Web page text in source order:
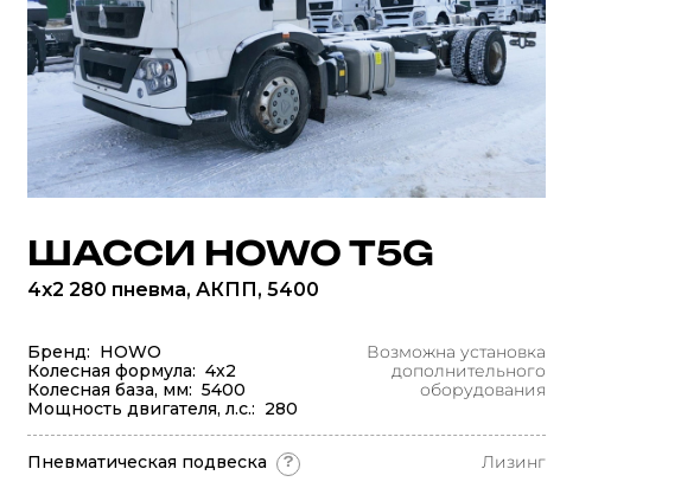
ШАССИ HOWO T5G
4x2 280 пневма, АКПП, 5400
Бренд: HOWO
Колесная формула: 4x2
Колесная база, мм: 5400
Мощность двигателя, л.с.: 280
Возможна установка
дополнительного
оборудования
Пневматическая подвеска ? Лизинг